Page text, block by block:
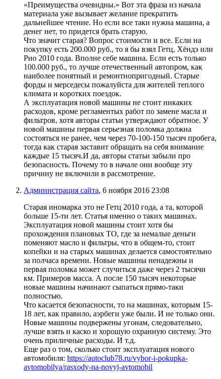
«Преимущества очевидны.» Вот эта фраза из начала
материала уже вызывает желание прекратить
дальнейшее чтение. Но если все таки нужна машина, а
денег нет, то придется брать старую.
Что значит старая? Вопрос стоимости и все. Если на
покупку есть 200.000 руб., то я бы взял Гетц, Хёндэ или
Рио 2010 года. Вполне себе машина. Если есть только
100.000 руб., то лучше отечественный автопром, как
наиболее понятный и ремонтнопригодный. Старые
форды и мерседесы пожалуйста для жителей теплого
климата и коротких поездок.
А эксплуатация новой машины не стоит никаких
расходов, кроме регламентых работ по замене масла и
фильтров, хотя авторы статьи утверждают обратное. У
новой машины первая серьезная поломка должна
состояться не ранее, чем через 70-100-150 тысяч пробега,
тогда как старая заставит обращать на себя внимание
каждые 15 тысяч.И да, авторы статьи забыли про
безопасность. Почему то в начале они вообще эту
причину не включили в рассмотрение.
Администрация сайта, 6 ноября 2016 23:08
Старая иномарка это не Гетц 2010 года, а та, которой
больше 15-ти лет. Статья именно о таких машинах.
Эксплуатация новой машины стоит хотя бы
прохождения плановых ТО, где за немалые деньги
поменяют масло и фильтры, что в общем-то, стоит
копейки и на старых машинах делается самостоятельно
за полчаса времени. Новые машины ненадежны и
первая поломка может случиться даже через 2 тысячи
км. Примеров масса. А после 150 тысяч некоторые
новые машины начинают сыпаться прямо-таки
полностью.
Что касается безопасности, то на машинах, которым 15-
18 лет, как правило, аэрбеги уже были. И не только они.
Новые машины подвержены угонам, следовательно,
лучше взять и каско и хорошую охранную систему. Это
очень приличные расходы. И т.д.
Еще раз о том, сколько стоит эксплуатация нового
автомобиля: https://autoclub78.ru/vybor-i-pokupka-
avtomobilya/rasxody-na-novyj-avtomobil